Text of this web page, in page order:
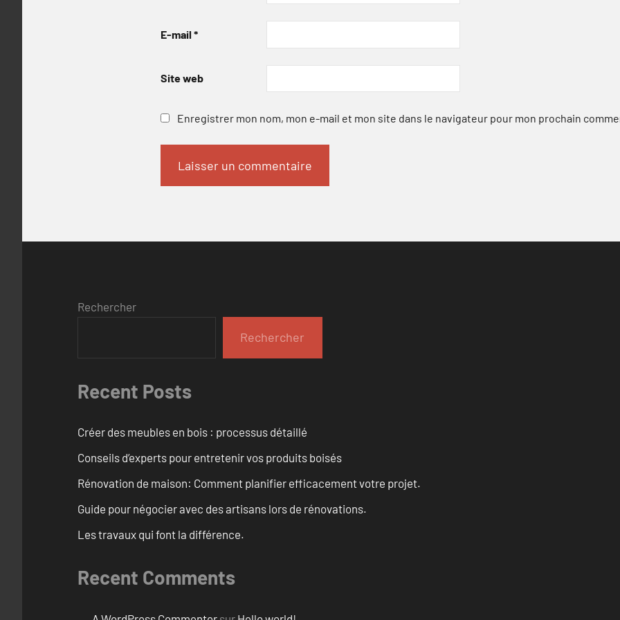
E-mail *
Site web
Enregistrer mon nom, mon e-mail et mon site dans le navigateur pour mon prochain
Rechercher
Rechercher
Recent Posts
Créer des meubles en bois : processus détaillé
Conseils d’experts pour entretenir vos produits boisés
Rénovation de maison: Comment planifier efficacement votre projet.
Guide pour négocier avec des artisans lors de rénovations.
Les travaux qui font la différence.
Recent Comments